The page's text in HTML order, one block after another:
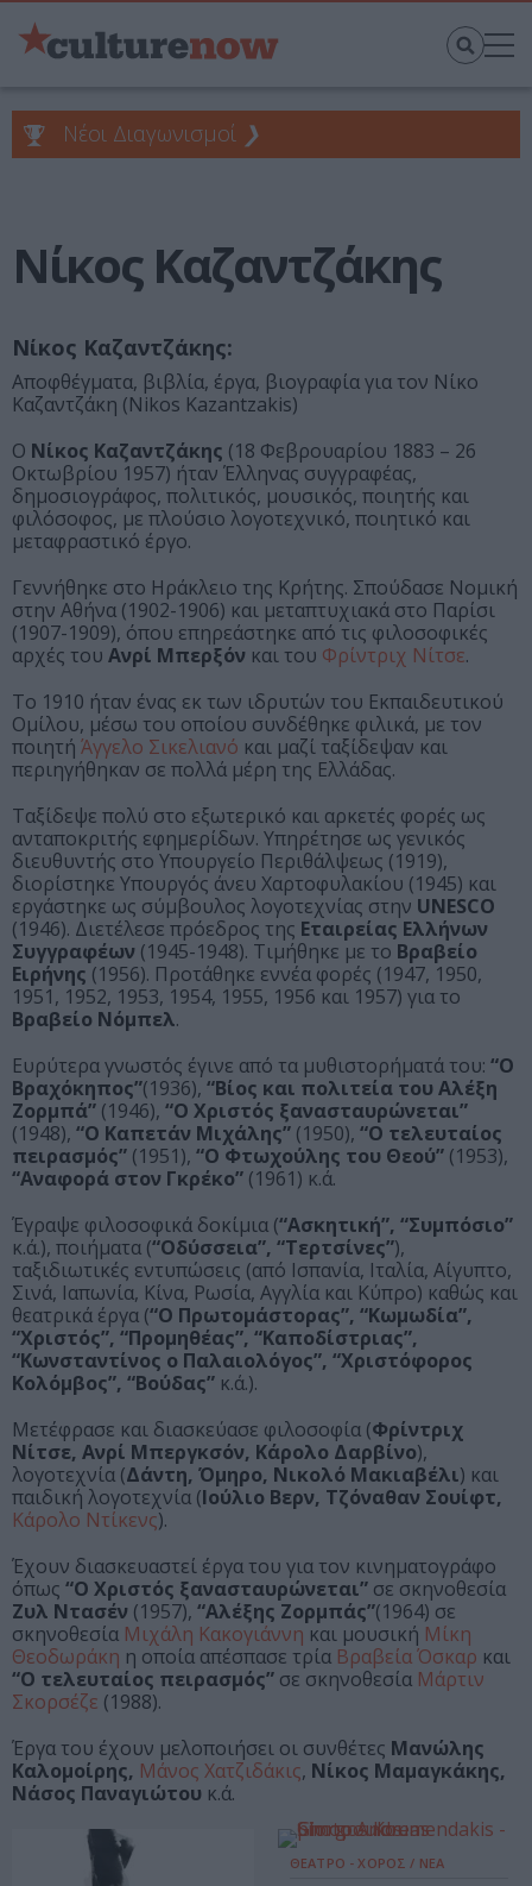
Νέοι Διαγωνισμοί ❯
Νίκος Καζαντζάκης
Νίκος Καζαντζάκης:
Αποφθέγματα, βιβλία, έργα, βιογραφία για τον Νίκο
Καζαντζάκη (Nikos Kazantzakis)
Ο Νίκος Καζαντζάκης (18 Φεβρουαρίου 1883 – 26
Οκτωβρίου 1957) ήταν Έλληνας συγγραφέας,
δημοσιογράφος, πολιτικός, μουσικός, ποιητής και
φιλόσοφος, με πλούσιο λογοτεχνικό, ποιητικό και
μεταφραστικό έργο.
Γεννήθηκε στο Ηράκλειο της Κρήτης. Σπούδασε Νομική
στην Αθήνα (1902-1906) και μεταπτυχιακά στο Παρίσι
(1907-1909), όπου επηρεάστηκε από τις φιλοσοφικές
αρχές του Ανρί Μπερξόν και του Φρίντριχ Νίτσε.
Το 1910 ήταν ένας εκ των ιδρυτών του Εκπαιδευτικού
Ομίλου, μέσω του οποίου συνδέθηκε φιλικά, με τον
ποιητή Άγγελο Σικελιανό και μαζί ταξίδεψαν και
περιηγήθηκαν σε πολλά μέρη της Ελλάδας.
Ταξίδεψε πολύ στο εξωτερικό και αρκετές φορές ως
ανταποκριτής εφημερίδων. Υπηρέτησε ως γενικός
διευθυντής στο Υπουργείο Περιθάλψεως (1919),
διορίστηκε Υπουργός άνευ Χαρτοφυλακίου (1945) και
εργάστηκε ως σύμβουλος λογοτεχνίας στην UNESCO
(1946). Διετέλεσε πρόεδρος της Εταιρείας Ελλήνων
Συγγραφέων (1945-1948). Τιμήθηκε με το Βραβείο
Ειρήνης (1956). Προτάθηκε εννέα φορές (1947, 1950,
1951, 1952, 1953, 1954, 1955, 1956 και 1957) για το
Βραβείο Νόμπελ.
Ευρύτερα γνωστός έγινε από τα μυθιστορήματά του: “Ο
Βραχόκηπος”(1936), “Βίος και πολιτεία του Αλέξη
Ζορμπά” (1946), “Ο Χριστός ξανασταυρώνεται”
(1948), “Ο Καπετάν Μιχάλης” (1950), “Ο τελευταίος
πειρασμός” (1951), “Ο Φτωχούλης του Θεού” (1953),
“Αναφορά στον Γκρέκο” (1961) κ.ά.
Έγραψε φιλοσοφικά δοκίμια (“Ασκητική”, “Συμπόσιο”
κ.ά.), ποιήματα (“Οδύσσεια”, “Τερτσίνες”),
ταξιδιωτικές εντυπώσεις (από Ισπανία, Ιταλία, Αίγυπτο,
Σινά, Ιαπωνία, Κίνα, Ρωσία, Αγγλία και Κύπρο) καθώς και
θεατρικά έργα (“Ο Πρωτομάστορας”, “Κωμωδία”,
“Χριστός”, “Προμηθέας”, “Καποδίστριας”,
“Κωνσταντίνος ο Παλαιολόγος”, “Χριστόφορος
Κολόμβος”, “Βούδας” κ.ά.).
Μετέφρασε και διασκεύασε φιλοσοφία (Φρίντριχ
Νίτσε, Ανρί Μπεργκσόν, Κάρολο Δαρβίνο),
λογοτεχνία (Δάντη, Όμηρο, Νικολό Μακιαβέλι) και
παιδική λογοτεχνία (Ιούλιο Βερν, Τζόναθαν Σουίφτ,
Κάρολο Ντίκενς).
Έχουν διασκευαστεί έργα του για τον κινηματογράφο
όπως “Ο Χριστός ξανασταυρώνεται” σε σκηνοθεσία
Ζυλ Ντασέν (1957), “Αλέξης Ζορμπάς”(1964) σε
σκηνοθεσία Μιχάλη Κακογιάννη και μουσική Μίκη
Θεοδωράκη η οποία απέσπασε τρία Βραβεία Όσκαρ και
“Ο τελευταίος πειρασμός” σε σκηνοθεσία Μάρτιν
Σκορσέζε (1988).
Έργα του έχουν μελοποιήσει οι συνθέτες Μανώλης
Καλομοίρης, Μάνος Χατζιδάκις, Νίκος Μαμαγκάκης,
Νάσος Παναγιώτου κ.ά.
ΘΕΑΤΡΟ - ΧΟΡΟΣ / ΝΕΑ